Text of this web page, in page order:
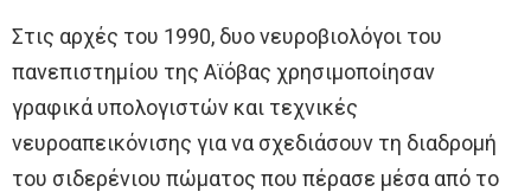
Στις αρχές του 1990, δυο νευροβιολόγοι του
πανεπιστημίου της Αϊόβας χρησιμοποίησαν
γραφικά υπολογιστών και τεχνικές
νευροαπεικόνισης για να σχεδιάσουν τη διαδρομή
του σιδερένιου πώματος που πέρασε μέσα από το